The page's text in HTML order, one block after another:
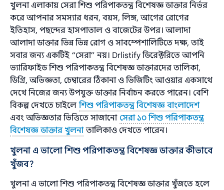
খুলনা এলাকায় সেরা শিশু পরিপাকতন্ত্র বিশেষজ্ঞ ডাক্তার নির্ভর
করে আপনার সমস্যার ধরন, বয়স, লিঙ্গ, আগের রোগের
ইতিহাস, পছন্দের হাসপাতাল ও বাজেটের উপর। আলাদা
আলাদা ডাক্তার ভিন্ন ভিন্ন রোগ ও সাবস্পেশালিটিতে দক্ষ, তাই
সবার জন্য একটিই “সেরা” নয়। Drlistify ডিরেক্টরিতে আপনি
ভ্যারিফাইড শিশু পরিপাকতন্ত্র বিশেষজ্ঞ ডাক্তারদের তালিকা,
ডিগ্রি, অভিজ্ঞতা, চেম্বারের ঠিকানা ও ভিজিটিং আওয়ার একসাথে
দেখে নিজের জন্য উপযুক্ত ডাক্তার নির্বাচন করতে পারেন। বেশি
বিকল্প দেখতে চাইলেশিশু পরিপাকতন্ত্র বিশেষজ্ঞ বাংলাদেশ
এবং অভিজ্ঞতার ভিত্তিতে সাজানো সেরা ১০ শিশু পরিপাকতন্ত্র
বিশেষজ্ঞ ডাক্তার খুলনাতালিকাও দেখতে পারেন।
খুলনা এ ভালো শিশু পরিপাকতন্ত্র বিশেষজ্ঞ ডাক্তার কীভাবে
খুঁজব?
খুলনা এ ভালো শিশু পরিপাকতন্ত্র বিশেষজ্ঞ ডাক্তার খুঁজতে হলে